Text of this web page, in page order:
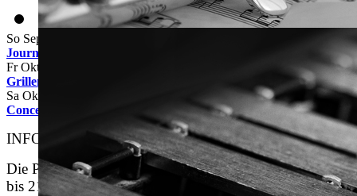
31
So Sep. 20
Journée des mineurs
Fr Okt. 02
Grillen beim Cactus
Sa Okt. 24 @20:00
Concert mat Dontnod
INFOS
Die Proben finden immer Dienstags und Freitags von
bis 21h30 statt.